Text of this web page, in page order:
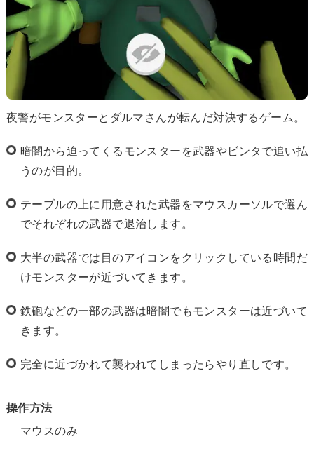
夜警がモンスターとダルマさんが転んだ対決するゲーム。
暗闇から迫ってくるモンスターを武器やビンタで追い払
うのが目的。
テーブルの上に用意された武器をマウスカーソルで選ん
でそれぞれの武器で退治します。
大半の武器では目のアイコンをクリックしている時間だ
けモンスターが近づいてきます。
鉄砲などの一部の武器は暗闇でもモンスターは近づいて
きます。
完全に近づかれて襲われてしまったらやり直しです。
操作方法
マウスのみ